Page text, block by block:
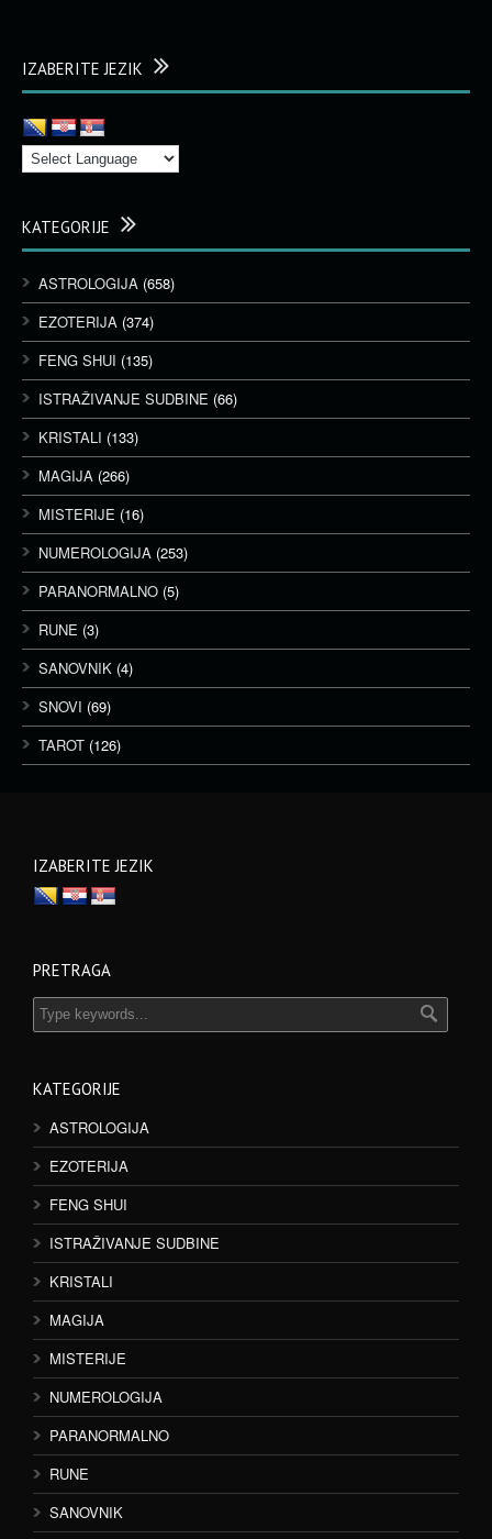
IZABERITE JEZIK
KATEGORIJE
ASTROLOGIJA (658)
EZOTERIJA (374)
FENG SHUI (135)
ISTRAŽIVANJE SUDBINE (66)
KRISTALI (133)
MAGIJA (266)
MISTERIJE (16)
NUMEROLOGIJA (253)
PARANORMALNO (5)
RUNE (3)
SANOVNIK (4)
SNOVI (69)
TAROT (126)
IZABERITE JEZIK
PRETRAGA
KATEGORIJE
ASTROLOGIJA
EZOTERIJA
FENG SHUI
ISTRAŽIVANJE SUDBINE
KRISTALI
MAGIJA
MISTERIJE
NUMEROLOGIJA
PARANORMALNO
RUNE
SANOVNIK